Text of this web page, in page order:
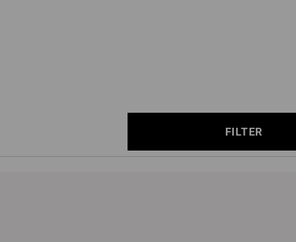
FILTER